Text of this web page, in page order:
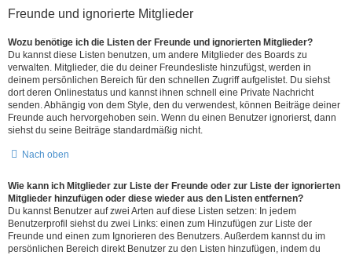
Freunde und ignorierte Mitglieder
Wozu benötige ich die Listen der Freunde und ignorierten Mitglieder?
Du kannst diese Listen benutzen, um andere Mitglieder des Boards zu
verwalten. Mitglieder, die du deiner Freundesliste hinzufügst, werden in
deinem persönlichen Bereich für den schnellen Zugriff aufgelistet. Du siehst
dort deren Onlinestatus und kannst ihnen schnell eine Private Nachricht
senden. Abhängig von dem Style, den du verwendest, können Beiträge deiner
Freunde auch hervorgehoben sein. Wenn du einen Benutzer ignorierst, dann
siehst du seine Beiträge standardmäßig nicht.
Nach oben
Wie kann ich Mitglieder zur Liste der Freunde oder zur Liste der ignorierten
Mitglieder hinzufügen oder diese wieder aus den Listen entfernen?
Du kannst Benutzer auf zwei Arten auf diese Listen setzen: In jedem
Benutzerprofil siehst du zwei Links: einen zum Hinzufügen zur Liste der
Freunde und einen zum Ignorieren des Benutzers. Außerdem kannst du im
persönlichen Bereich direkt Benutzer zu den Listen hinzufügen, indem du